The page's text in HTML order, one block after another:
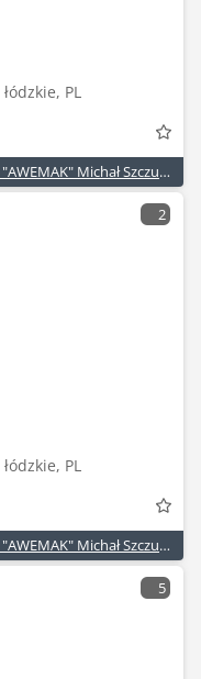
PL
Zakład Produkcyjno-Handlowo-Usługowy "AWEMAK" Michał Szczuraszek
2
PL
Zakład Produkcyjno-Handlowo-Usługowy "AWEMAK" Michał Szczuraszek
5